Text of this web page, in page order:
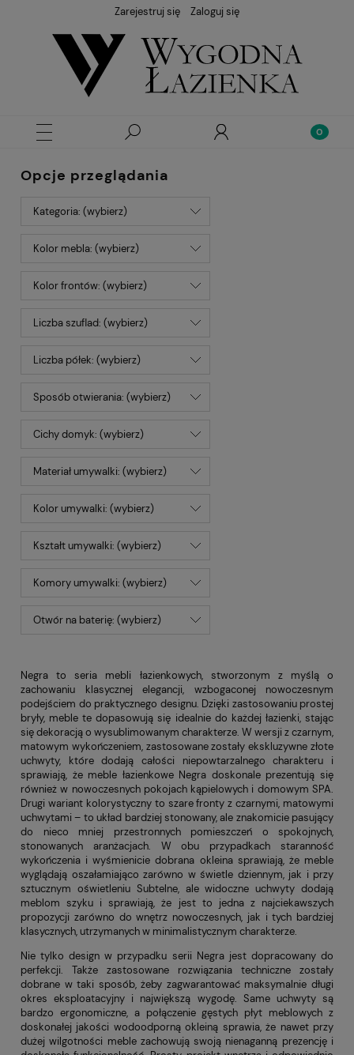
Zarejestruj się Zaloguj się
Opcje przeglądania
Kategoria: (wybierz)
Kolor mebla: (wybierz)
Kolor frontów: (wybierz)
Liczba szuflad: (wybierz)
Liczba półek: (wybierz)
Sposób otwierania: (wybierz)
Cichy domyk: (wybierz)
Materiał umywalki: (wybierz)
Kolor umywalki: (wybierz)
Kształt umywalki: (wybierz)
Komory umywalki: (wybierz)
Otwór na baterię: (wybierz)
Negra to seria mebli łazienkowych, stworzonym z myślą o
zachowaniu klasycznej elegancji, wzbogaconej nowoczesnym
podejściem do praktycznego designu. Dzięki zastosowaniu prostej
bryły, meble te dopasowują się idealnie do każdej łazienki, stając
się dekoracją o wysublimowanym charakterze. W wersji z czarnym,
matowym wykończeniem, zastosowane zostały ekskluzywne złote
uchwyty, które dodają całości niepowtarzalnego charakteru i
sprawiają, że meble łazienkowe Negra doskonale prezentują się
również w nowoczesnych pokojach kąpielowych i domowym SPA.
Drugi wariant kolorystyczny to szare fronty z czarnymi, matowymi
uchwytami – to układ bardziej stonowany, ale znakomicie pasujący
do nieco mniej przestronnych pomieszczeń o spokojnych,
stonowanych aranżacjach. W obu przypadkach staranność
wykończenia i wyśmienicie dobrana okleina sprawiają, że meble
wyglądają oszałamiająco zarówno w świetle dziennym, jak i przy
sztucznym oświetleniu Subtelne, ale widoczne uchwyty dodają
meblom szyku i sprawiają, że jest to jedna z najciekawszych
propozycji zarówno do wnętrz nowoczesnych, jak i tych bardziej
klasycznych, utrzymanych w minimalistycznym charakterze.
Nie tylko design w przypadku serii Negra jest dopracowany do
perfekcji. Także zastosowane rozwiązania techniczne zostały
dobrane w taki sposób, żeby zagwarantować maksymalnie długi
okres eksploatacyjny i największą wygodę. Same uchwyty są
bardzo ergonomiczne, a połączenie gęstych płyt meblowych z
doskonałej jakości wodoodporną okleiną sprawia, że nawet przy
dużej wilgotności meble zachowują swoją nienaganną prezencję i